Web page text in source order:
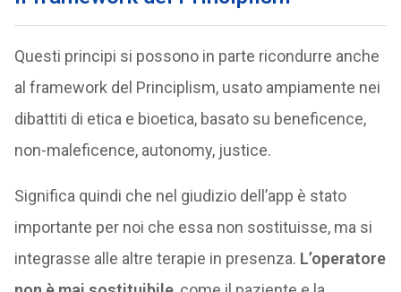
Questi principi si possono in parte ricondurre anche
al framework del Principlism, usato ampiamente nei
dibattiti di etica e bioetica, basato su beneficence,
non-maleficence, autonomy, justice.
Significa quindi che nel giudizio dell’app è stato
importante per noi che essa non sostituisse, ma si
integrasse alle altre terapie in presenza. L’operatore